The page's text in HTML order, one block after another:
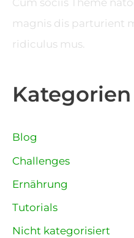
magnis dis parturient
ridiculus mus.
Kategorien
Blog
Challenges
Ernährung
Tutorials
Nicht kategorisiert